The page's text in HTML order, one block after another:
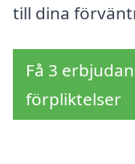
till dina
Få 3
förpliktelser